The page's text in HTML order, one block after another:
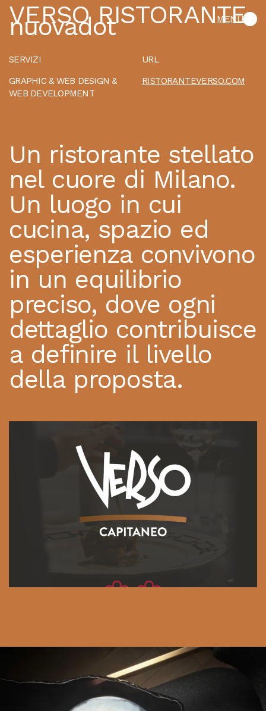
nuovadot MENU
VERSO RISTORANTE
SERVIZI
GRAPHIC & WEB DESIGN &
WEB DEVELOPMENT
URL
RISTORANTEVERSO.COM
Un ristorante stellato
nel cuore di Milano.
Un luogo in cui
cucina, spazio ed
esperienza convivono
in un equilibrio
preciso, dove ogni
dettaglio contribuisce
a definire il livello
della proposta.